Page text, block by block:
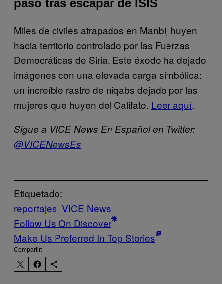
paso tras escapar de ISIS
Miles de civiles atrapados en Manbij huyen
hacia territorio controlado por las Fuerzas
Democráticas de Siria. Este éxodo ha dejado
imágenes con una elevada carga simbólica:
un increíble rastro de niqabs dejado por las
mujeres que huyen del Califato. Leer aquí.
Sigue a VICE News En Español en Twitter:
@VICENewsEs
Etiquetado:
reportajes VICE News
Follow Us On Discover
Make Us Preferred In Top Stories
Compartir: